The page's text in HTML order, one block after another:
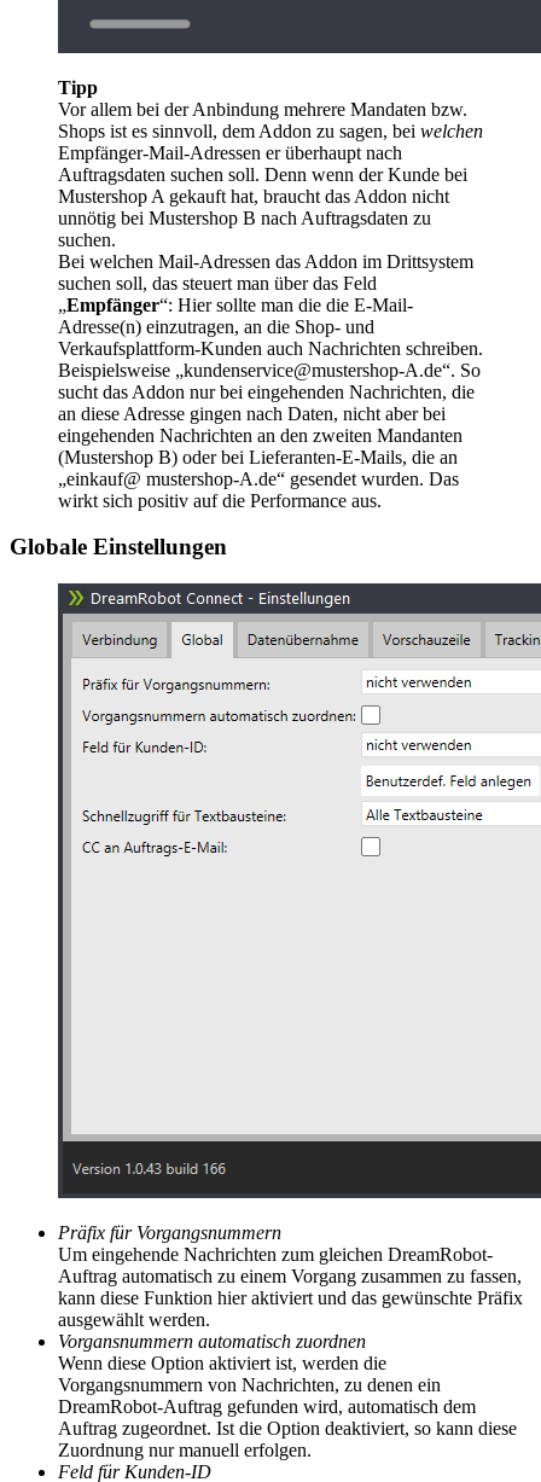
Tipp
Vor allem bei der Anbindung mehrere Mandaten bzw.
Shops ist es sinnvoll, dem Addon zu sagen, bei welchen
Empfänger-Mail-Adressen er überhaupt nach
Auftragsdaten suchen soll. Denn wenn der Kunde bei
Mustershop A gekauft hat, braucht das Addon nicht
unnötig bei Mustershop B nach Auftragsdaten zu
suchen.
Bei welchen Mail-Adressen das Addon im Drittsystem
suchen soll, das steuert man über das Feld
„Empfänger“: Hier sollte man die die E-Mail-
Adresse(n) einzutragen, an die Shop- und
Verkaufsplattform-Kunden auch Nachrichten schreiben.
Beispielsweise „kundenservice@mustershop-A.de“. So
sucht das Addon nur bei eingehenden Nachrichten, die
an diese Adresse gingen nach Daten, nicht aber bei
eingehenden Nachrichten an den zweiten Mandanten
(Mustershop B) oder bei Lieferanten-E-Mails, die an
„einkauf@ mustershop-A.de“ gesendet wurden. Das
wirkt sich positiv auf die Performance aus.
Globale Einstellungen
Präfix für Vorgangsnummern
Um eingehende Nachrichten zum gleichen DreamRobot-
Auftrag automatisch zu einem Vorgang zusammen zu fassen,
kann diese Funktion hier aktiviert und das gewünschte Präfix
ausgewählt werden.
Vorgansnummern automatisch zuordnen
Wenn diese Option aktiviert ist, werden die
Vorgangsnummern von Nachrichten, zu denen ein
DreamRobot-Auftrag gefunden wird, automatisch dem
Auftrag zugeordnet. Ist die Option deaktiviert, so kann diese
Zuordnung nur manuell erfolgen.
Feld für Kunden-ID